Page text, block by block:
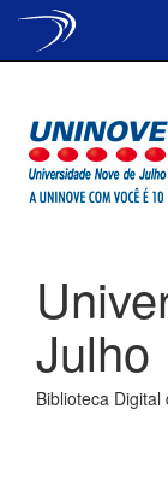
Julho
Biblioteca